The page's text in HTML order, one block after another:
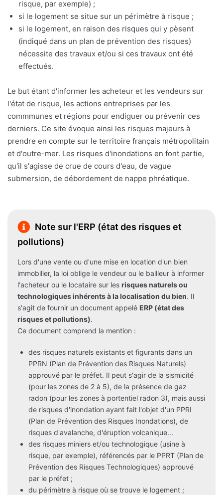
risque, par exemple) ;
si le logement se situe sur un périmètre à risque ;
si le logement, en raison des risques qui y pèsent
(indiqué dans un plan de prévention des risques)
nécessite des travaux et/ou si ces travaux ont été
effectués.
Le but étant d'informer les acheteur et les vendeurs sur
l'état de risque, les actions entreprises par les
commmunes et régions pour endiguer ou prévenir ces
derniers. Ce site évoque ainsi les risques majeurs à
prendre en compte sur le territoire français métropolitain
et d'outre-mer. Les risques d'inondations en font partie,
qu'il s'agisse de crue de cours d'eau, de vague
submersion, de débordement de nappe phréatique.
Note sur l'ERP (état des risques et
pollutions)
Lors d'une vente ou d'une mise en location d'un bien
immobilier, la loi oblige le vendeur ou le bailleur à informer
l'acheteur ou le locataire sur les risques naturels ou
technologiques inhérents à la localisation du bien. Il
s'agit de fournir un document appelé ERP (état des
risques et pollutions).
Ce document comprend la mention :
des risques naturels existants et figurants dans un
PPRN (Plan de Prévention des Risques Naturels)
approuvé par le préfet. Il peut s'agir de la sismicité
(pour les zones de 2 à 5), de la présence de gaz
radon (pour les zones à portentiel radon 3), mais aussi
de risques d'inondation ayant fait l'objet d'un PPRI
(Plan de Prévention des Risques Inondations), de
risques d'avalanche, d'éruption volcanique...
des risques miniers et/ou technologique (usine à
risque, par exemple), référencés par le PPRT (Plan de
Prévention des Risques Technologiques) approuvé
par le préfet ;
du périmètre à risque où se trouve le logement ;